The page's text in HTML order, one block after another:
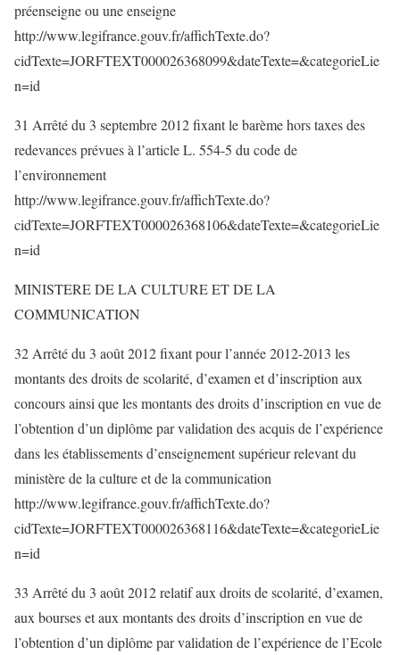
préenseigne ou une enseigne
http://www.legifrance.gouv.fr/affichTexte.do?
cidTexte=JORFTEXT000026368099&dateTexte=&categorieLie
n=id
31 Arrêté du 3 septembre 2012 fixant le barème hors taxes des
redevances prévues à l’article L. 554-5 du code de
l’environnement
http://www.legifrance.gouv.fr/affichTexte.do?
cidTexte=JORFTEXT000026368106&dateTexte=&categorieLie
n=id
MINISTERE DE LA CULTURE ET DE LA
COMMUNICATION
32 Arrêté du 3 août 2012 fixant pour l’année 2012-2013 les
montants des droits de scolarité, d’examen et d’inscription aux
concours ainsi que les montants des droits d’inscription en vue de
l’obtention d’un diplôme par validation des acquis de l’expérience
dans les établissements d’enseignement supérieur relevant du
ministère de la culture et de la communication
http://www.legifrance.gouv.fr/affichTexte.do?
cidTexte=JORFTEXT000026368116&dateTexte=&categorieLie
n=id
33 Arrêté du 3 août 2012 relatif aux droits de scolarité, d’examen,
aux bourses et aux montants des droits d’inscription en vue de
l’obtention d’un diplôme par validation de l’expérience de l’Ecole